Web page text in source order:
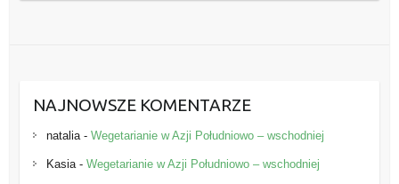
NAJNOWSZE KOMENTARZE
natalia- Wegetarianie w Azji Południowo – wschodniej
Kasia- Wegetarianie w Azji Południowo – wschodniej